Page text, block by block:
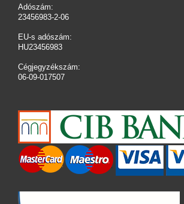
Adószám:
23456983-2-06
EU-s adószám:
HU23456983
Cégjegyzékszám:
06-09-017507